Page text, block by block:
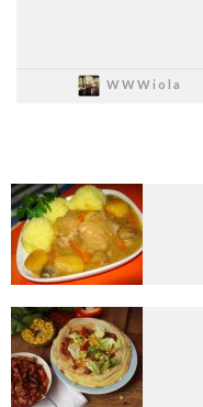
WWWiola
Zapisz